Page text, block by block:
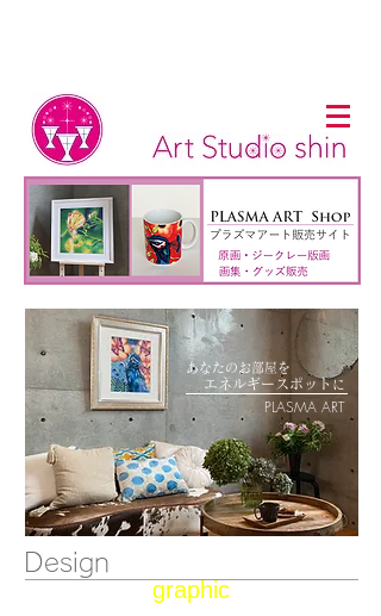
あなたのお部屋を
エネルギー スポットに
PLASMA ART
graphic
Design